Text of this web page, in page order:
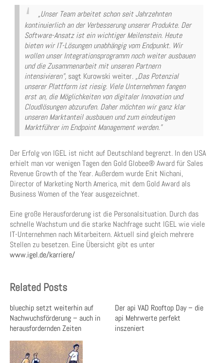
„Unser Team arbeitet schon seit Jahrzehnten
kontinuierlich an der Verbesserung unserer Produkte. Der
Software-Ansatz ist ein wichtiger Meilenstein. Heute
bieten wir IT-Lösungen unabhängig vom Endpunkt. Wir
wollen unser Integrationsprogramm noch weiter ausbauen
und die Zusammenarbeit mit unseren Partnern
intensivieren”, sagt Kurowski weiter. „Das Potenzial
unserer Plattform ist riesig. Viele Unternehmen fangen
erst an, die Möglichkeiten von digitaler Innovation und
Cloudlösungen abzurufen. Daher möchten wir ganz klar
unseren Marktanteil ausbauen und zum eindeutigen
Marktführer im Endpoint Management werden.”
Der Erfolg von IGEL ist nicht auf Deutschland begrenzt. In den USA
erhielt man vor wenigen Tagen den Gold Globee® Award für Sales
Revenue Growth of the Year. Außerdem wurde Enit Nichani,
Director of Marketing North America, mit dem Gold Award als
Business Women of the Year ausgezeichnet.
Eine große Herausforderung ist die Personalsituation. Durch das
schnelle Wachstum und die starke Nachfrage sucht IGEL wie viele
IT-Unternehmen nach Mitarbeitern. Aktuell sind gleich mehrere
Stellen zu besetzen. Eine Übersicht gibt es unter
www.igel.de/karriere/
Related Posts
bluechip setzt weiterhin auf
Nachwuchsförderung – auch in
herausfordernden Zeiten
Der api VAD Rooftop Day – die
api Mehrwerte perfekt
inszeniert